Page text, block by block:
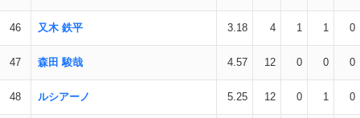
46 又木 鉄平 3.18 4 1 1 0
47 森田 駿哉 4.57 12 0 0 0
48 ルシアーノ 5.25 12 0 1 0